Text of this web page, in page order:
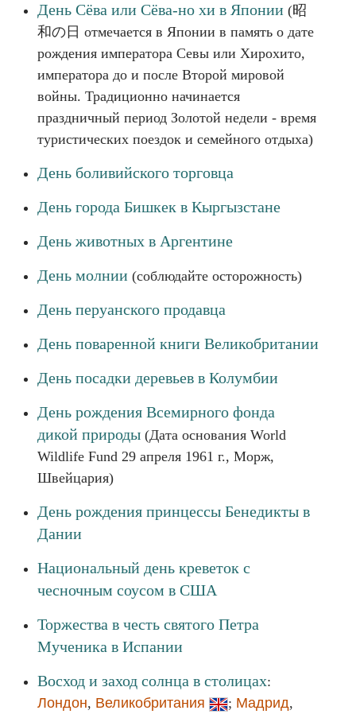
День Сёва или Сёва-но хи в Японии (昭
和の日 отмечается в Японии в память о дате
рождения императора Севы или Хирохито,
императора до и после Второй мировой
войны. Традиционно начинается
праздничный период Золотой недели - время
туристических поездок и семейного отдыха)
День боливийского торговца
День города Бишкек в Кыргызстане
День животных в Аргентине
День молнии (соблюдайте осторожность)
День перуанского продавца
День поваренной книги Великобритании
День посадки деревьев в Колумбии
День рождения Всемирного фонда
дикой природы (Дата основания World
Wildlife Fund 29 апреля 1961 г., Морж,
Швейцария)
День рождения принцессы Бенедикты в
Дании
Национальный день креветок с
чесночным соусом в США
Торжества в честь святого Петра
Мученика в Испании
Восход и заход солнца в столицах:
Лондон, Великобритания ; Мадрид,